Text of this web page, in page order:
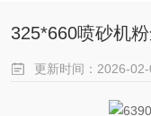
325*660喷砂机
更新时间：2026-02-